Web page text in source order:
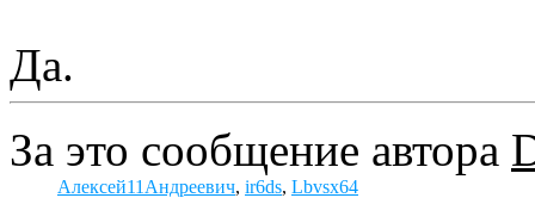
Да.
За это сообщение автора
Алексей11Андреевич, ir6ds, Lbvsx64